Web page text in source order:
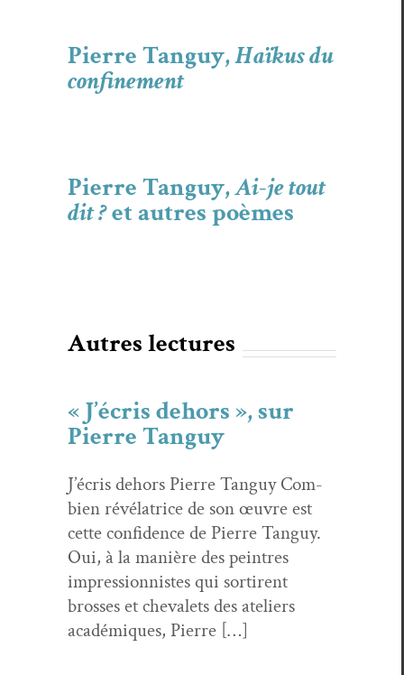
Pierre Tanguy,Haïkus du
confinement
Pierre Tanguy,Ai-je tout
dit ?et autres poèmes
Autres lec­tures
« J’écris dehors », sur
Pierre Tanguy
J’écris dehors Pierre Tan­guy Com­
bi­en révéla­trice de son œuvre est
cette con­fi­dence de Pierre Tan­guy.
Oui, à la manière des pein­tres
impres­sion­nistes qui sor­tirent
bross­es et chevalets des ate­liers
académiques, Pierre […]